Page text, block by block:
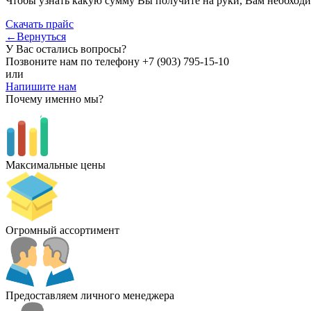
Скачать прайс
←Вернуться
У Вас остались вопросы?
Позвоните нам по телефону +7 (903) 795-15-10
или
Напишите нам
Почему именно мы?
Максимальные цены
Огромный ассортимент
Предоставляем личного менеджера